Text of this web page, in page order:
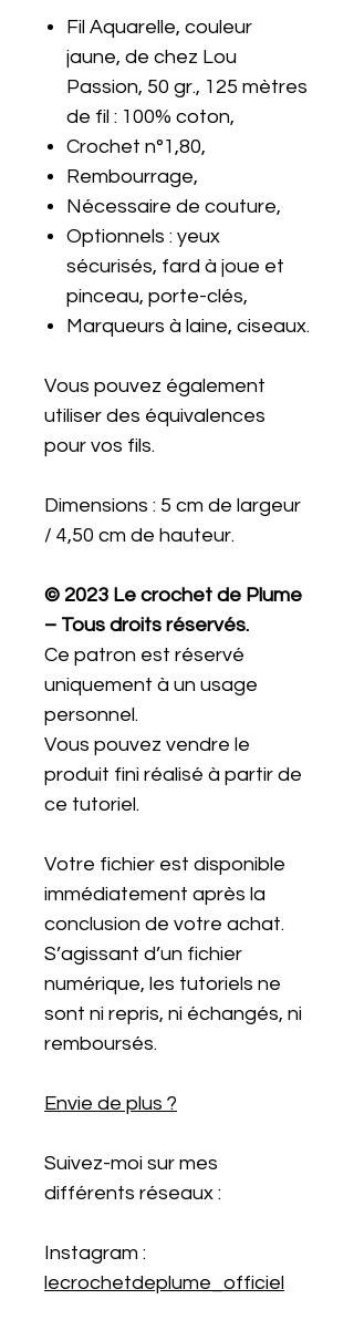
Fil Aquarelle, couleur
jaune, de chez Lou
Passion, 50 gr., 125 mètres
de fil : 100% coton,
Crochet n°1,80,
Rembourrage,
Nécessaire de couture,
Optionnels : yeux
sécurisés, fard à joue et
pinceau, porte-clés,
Marqueurs à laine, ciseaux.
Vous pouvez également
utiliser des équivalences
pour vos fils.
Dimensions : 5 cm de largeur
/ 4,50 cm de hauteur.
© 2023 Le crochet de Plume
– Tous droits réservés.
Ce patron est réservé
uniquement à un usage
personnel.
Vous pouvez vendre le
produit fini réalisé à partir de
ce tutoriel.
Votre fichier est disponible
immédiatement après la
conclusion de votre achat.
S’agissant d’un fichier
numérique, les tutoriels ne
sont ni repris, ni échangés, ni
remboursés.
Envie de plus ?
Suivez-moi sur mes
différents réseaux :
Instagram :
lecrochetdeplume_officiel